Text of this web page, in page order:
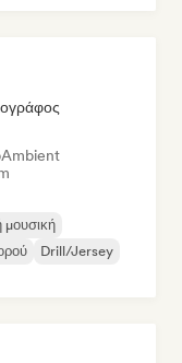
Ambient
μουσική
Drill/Jersey